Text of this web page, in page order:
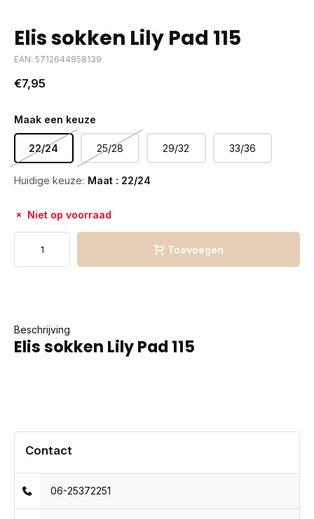
Elis sokken Lily Pad 115
EAN: 5712644958139
€7,95
Maak een keuze
22/24 25/28 29/32 33/36
Huidige keuze: Maat : 22/24
Niet op voorraad
Toevoegen
Beschrijving
Elis sokken Lily Pad 115
Contact
06-25372251